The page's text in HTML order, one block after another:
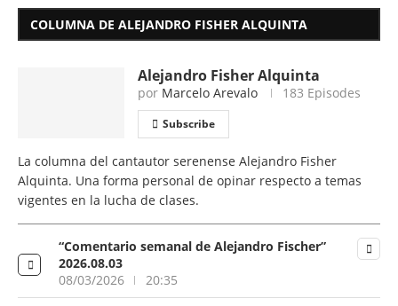
COLUMNA DE ALEJANDRO FISHER ALQUINTA
Alejandro Fisher Alquinta
por Marcelo Arevalo 183 Episodes
Subscribe
La columna del cantautor serenense Alejandro Fisher
Alquinta. Una forma personal de opinar respecto a temas
vigentes en la lucha de clases.
“Comentario semanal de Alejandro Fischer”
2026.08.03
08/03/2026
20:35